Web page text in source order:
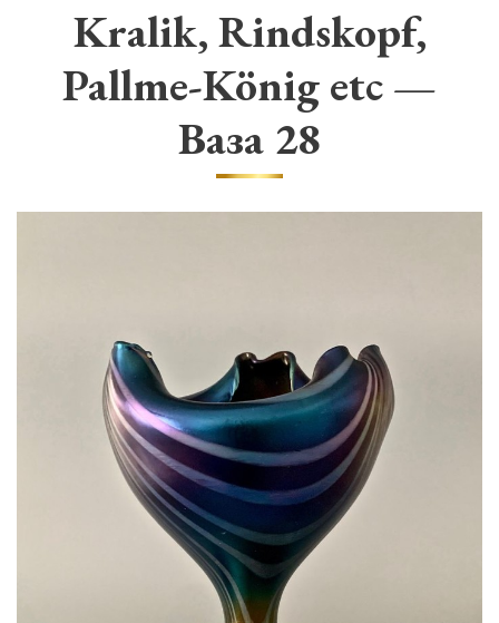
Kralik, Rindskopf,
Pallme-König etc —
Ваза 28